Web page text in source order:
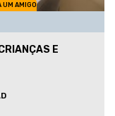
UM AMIGO
E